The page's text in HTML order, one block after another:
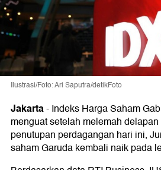
Ilustrasi/Foto: Ari Saputra/detikFoto
Jakarta-Indeks Harga Saham
menguat setelah melemah
penutupan perdagangan hari ini,
saham Garuda kembali naik pada